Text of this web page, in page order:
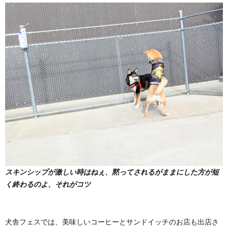
スキンシップが激しい時はねぇ、黙ってされるがままにした方が短
く終わるのよ、それがコツ
犬舎フェスでは、美味しいコーヒーとサンドイッチのお店も出店さ